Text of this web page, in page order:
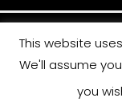
© 2019 |
This website
We'll assume
you